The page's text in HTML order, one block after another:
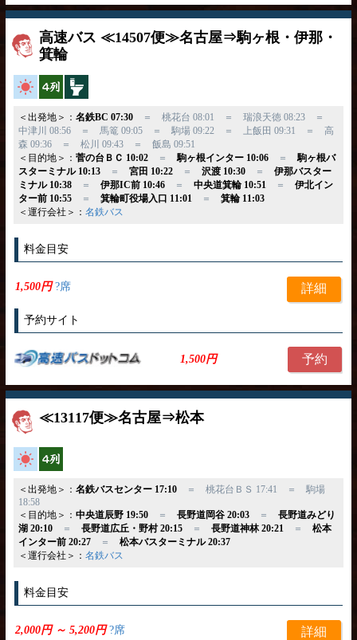
高速バス ≪14507便≫名古屋⇒駒ヶ根・伊那・
箕輪
高速バス横4列
＜出発地＞： 名鉄BC 07:30＝ 桃花台 08:01 ＝ 瑞浪天徳 08:23 ＝
中津川 08:56 ＝ 馬篭 09:05 ＝ 駒場 09:22 ＝ 上飯田 09:31 ＝ 高
森 09:36 ＝ 松川 09:43 ＝ 飯島 09:51
＜目的地＞： 菅の台ＢＣ 10:02＝駒ヶ根インター 10:06＝駒ヶ根バ
スターミナル 10:13＝ 宮田 10:22＝ 沢渡 10:30＝ 伊那バスター
ミナル 10:38＝ 伊那IC前 10:46＝ 中央道箕輪 10:51＝ 伊北イン
ター前 10:55＝ 箕輪町役場入口 11:01＝ 箕輪 11:03
＜運行会社＞： 名鉄バス
料金目安
1,500円?席 詳細
予約サイト
1,500円 予約
≪13117便≫名古屋⇒松本
高速バス
＜出発地＞： 名鉄バスセンター 17:10＝ 桃花台ＢＳ 17:41 ＝ 駒場
18:58
＜目的地＞： 中央道辰野 19:50＝ 長野道岡谷 20:03＝ 長野道みどり
湖 20:10＝ 長野道広丘・野村 20:15＝ 長野道神林 20:21＝ 松本
インター前 20:27＝ 松本バスターミナル 20:37
＜運行会社＞： 名鉄バス
料金目安
2,000円 ～ 5,200円?席 詳細